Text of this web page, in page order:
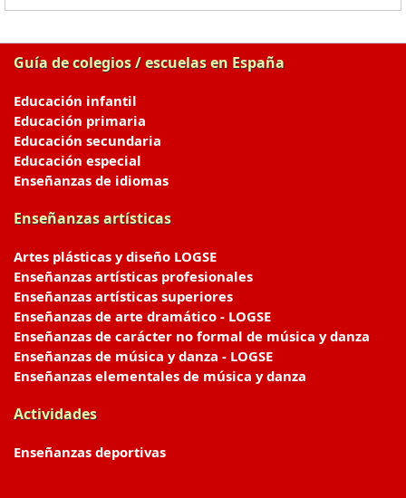
Guía de colegios / escuelas en España
Educación infantil
Educación primaria
Educación secundaria
Educación especial
Enseñanzas de idiomas
Enseñanzas artísticas
Artes plásticas y diseño LOGSE
Enseñanzas artísticas profesionales
Enseñanzas artísticas superiores
Enseñanzas de arte dramático - LOGSE
Enseñanzas de carácter no formal de música y danza
Enseñanzas de música y danza - LOGSE
Enseñanzas elementales de música y danza
Actividades
Enseñanzas deportivas